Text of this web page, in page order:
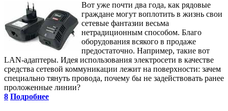
Вот уже почти два года, как рядовые
граждане могут воплотить в жизнь свои
сетевые фантазии весьма
нетрадиционным способом. Благо
оборудования всякого в продаже
предостаточно. Например, такие вот
LAN-адаптеры. Идея использования электросети в качестве
средства сетевой коммуникации лежит на поверхности: зачем
специально тянуть провода, почему бы не задействовать ранее
проложенные линии?
8 Подробнее